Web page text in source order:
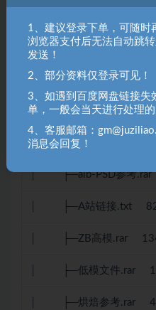
│ ├─7.mp4 1.79GB
│ ├─8.mp4 944.89MB
│ ├─9.mp4 1.66GB
│ └─练习源文件_V2
│ ├─alb-PSD参考
│ ├─A站链接.txt
│ ├─ZB高模.rar
│ ├─低模文件.rar
│ ├─烘焙参考.rar
1、建议登录下单，可随时
浏览器支付后无法自动跳
发送！
2、部分资料仅登录可见！
3、如遇到百度网盘链接失
单，一般会当天进行处理的
4、客服邮箱：
消息会回复！